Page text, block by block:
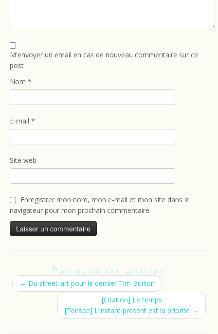
M'envoyer un email en cas de nouveau commentaire sur ce
post
Nom *
E-mail *
Site web
Enregistrer mon nom, mon e-mail et mon site dans le
navigateur pour mon prochain commentaire.
Parcourir les articles
← Du street-art pour le dernier Tim Burton
[Citation] Le temps
[Pensée] L’instant présent est la priorité →